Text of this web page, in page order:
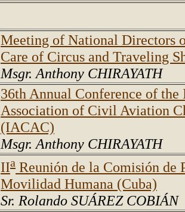
Meeting of National Directors
Care of Circus and Traveling
Msgr. Anthony CHIRAYATH
36th Annual Conference of
Association of Civil Aviation
(IACAC)
Msgr. Anthony CHIRAYATH
IIa Reunión de la Comisión de
Movilidad Humana (Cuba)
Sr. Rolando SUÁREZ COBIÁN